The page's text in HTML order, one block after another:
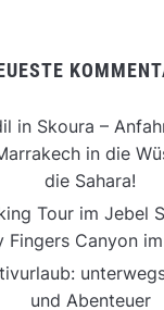
in Skoura –
in die
die Sahara!
Tour im Jebel
Fingers Canyon
und Abenteuer